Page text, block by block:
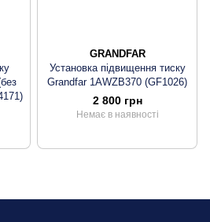
GRANDFAR
Установка підвищення тиску
Grandfar 1AWZB370 (GF1026)
2 800 грн
Немає в наявності